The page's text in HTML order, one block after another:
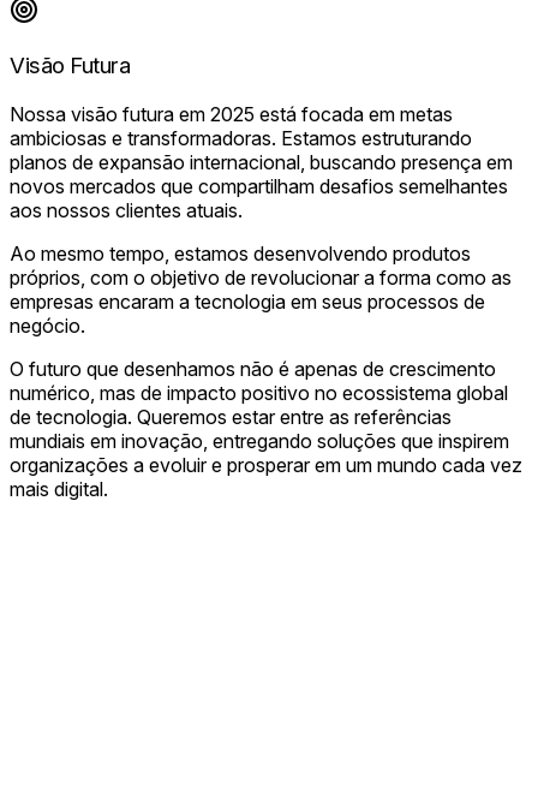
Visão Futura
Nossa visão futura em 2025 está focada em metas
ambiciosas e transformadoras. Estamos estruturando
planos de expansão internacional, buscando presença em
novos mercados que compartilham desafios semelhantes
aos nossos clientes atuais.
Ao mesmo tempo, estamos desenvolvendo produtos
próprios, com o objetivo de revolucionar a forma como as
empresas encaram a tecnologia em seus processos de
negócio.
O futuro que desenhamos não é apenas de crescimento
numérico, mas de impacto positivo no ecossistema global
de tecnologia. Queremos estar entre as referências
mundiais em inovação, entregando soluções que inspirem
organizações a evoluir e prosperar em um mundo cada vez
mais digital.